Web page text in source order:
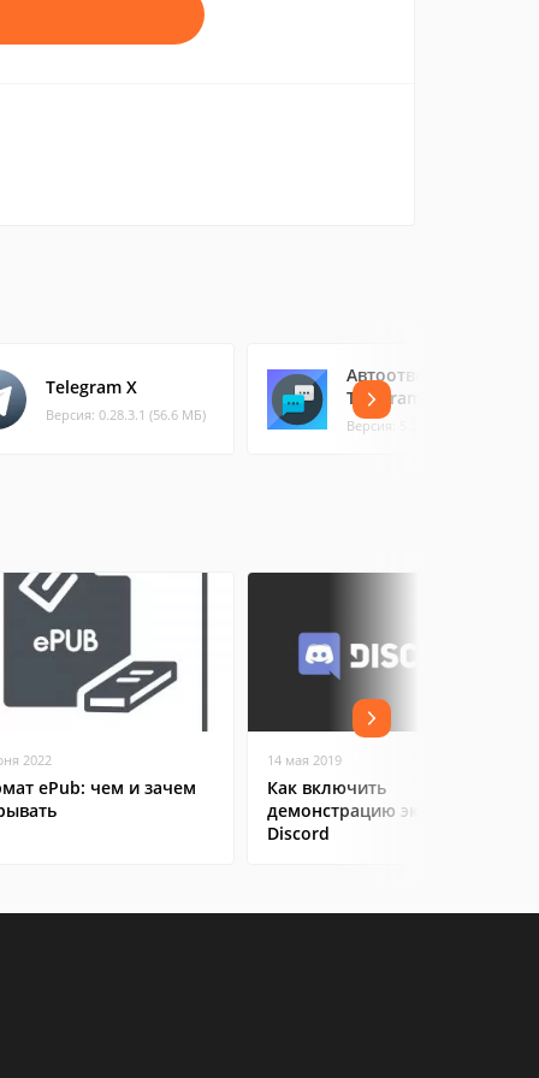
Telegram X
Версия: 0.28.3.1 (56.6 МБ)
Автоответчик для
Telegram
Версия: 5.2.0 (20.77 МБ)
2022
ePub: чем и зачем
14 мая 2019
Как включить
демонстрацию экрана в
Discord